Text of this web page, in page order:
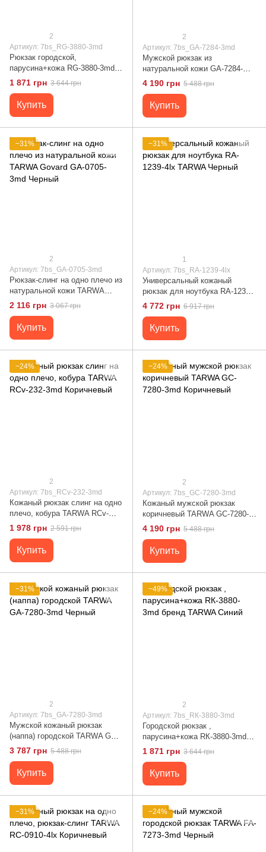
2
Артикул: 7bs_RG-3880-3md
Рюкзак городской,
парусина+кожа RG-3880-3md
от бренда TARWA
1 871 грн 3 644 грн
Купить
2
Артикул: 7bs_GA-7284-3md
Мужской рюкзак из
натуральной кожи GA-7284-
3md TARWA Черный
4 190 грн 5 488 грн
Купить
−31%
2
Артикул: 7bs_GA-0705-3md
Рюкзак-слинг на одно плечо из
натуральной кожи TARWA
Govard GA-0705-3md Черный
2 116 грн 3 067 грн
Купить
−31%
1
Артикул: 7bs_RA-1239-4lx
Универсальный кожаный
рюкзак для ноутбука RA-1239-
4lx TARWA Черный
4 772 грн 6 917 грн
Купить
−24%
2
Артикул: 7bs_RCv-232-3md
Кожаный рюкзак слинг на одно
плечо, кобура TARWA RCv-
232-3md Коричневый
1 978 грн 2 591 грн
Купить
−24%
2
Артикул: 7bs_GC-7280-3md
Кожаный мужской рюкзак
коричневый TARWA GC-7280-
3md Коричневый
4 190 грн 5 488 грн
Купить
−31%
2
Артикул: 7bs_GA-7280-3md
Мужской кожаный рюкзак
(наппа) городской TARWA GA-
7280-3md Черный
3 787 грн 5 488 грн
Купить
−49%
2
Артикул: 7bs_RК-3880-3md
Городской рюкзак ,
парусина+кожа RК-3880-3md
бренд TARWA Синий
1 871 грн 3 644 грн
Купить
−31% −24%